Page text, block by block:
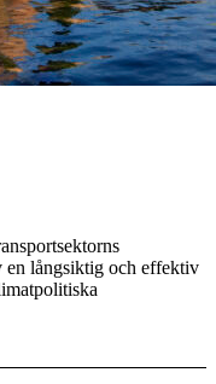
en långsiktig och effektiv